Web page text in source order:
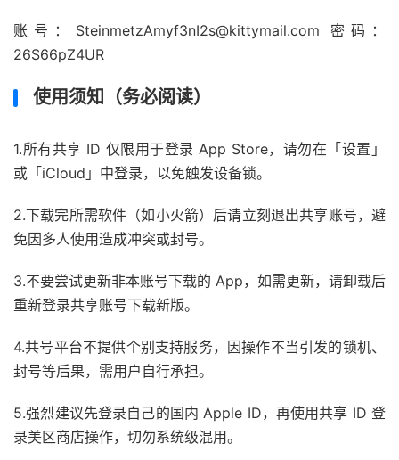
账号：SteinmetzAmyf3nI2s@kittymail.com 密码：
26S66pZ4UR
使用须知（务必阅读）
1.所有共享 ID 仅限用于登录 App Store，请勿在「设置」
或「iCloud」中登录，以免触发设备锁。
2.下载完所需软件（如小火箭）后请立刻退出共享账号，避
免因多人使用造成冲突或封号。
3.不要尝试更新非本账号下载的 App，如需更新，请卸载后
重新登录共享账号下载新版。
4.共号平台不提供个别支持服务，因操作不当引发的锁机、
封号等后果，需用户自行承担。
5.强烈建议先登录自己的国内 Apple ID，再使用共享 ID 登
录美区商店操作，切勿系统级混用。